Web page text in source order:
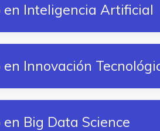
Inteligencia Artificial
Innovación
Big Data Science